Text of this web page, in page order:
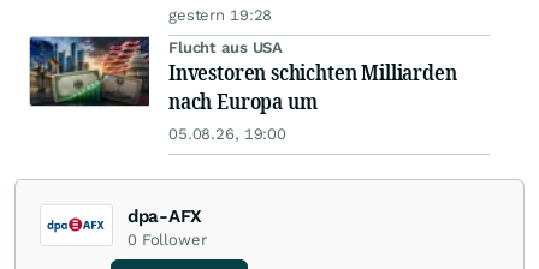
gestern 19:28
Flucht aus USA
Investoren schichten Milliarden
nach Europa um
05.08.26, 19:00
dpa-AFX
0 Follower